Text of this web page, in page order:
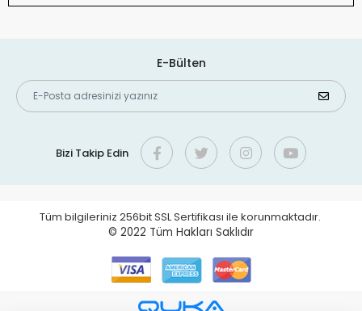
E-Bülten
Bizi Takip Edin
Tüm bilgileriniz 256bit SSL Sertifikası ile korunmaktadır.
© 2022 Tüm Hakları Saklıdır